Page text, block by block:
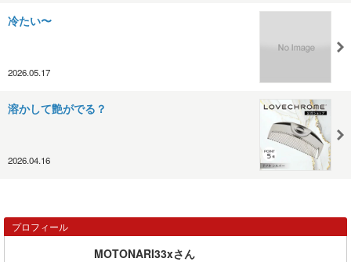
冷たい〜
2026.05.17
溶かして艶がでる？
2026.04.16
プロフィール
MOTONARI33xさん